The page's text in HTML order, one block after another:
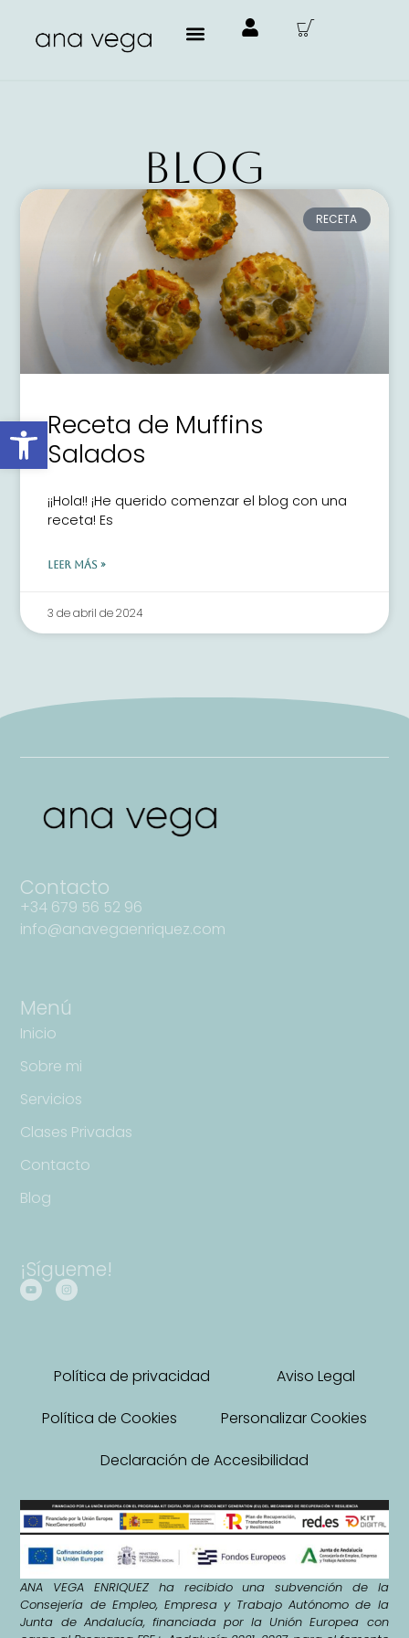
Abrir barra de herramientas
Blog
RECETA
Receta de Muffins
Salados
¡¡Hola!! ¡He querido comenzar el blog con una
receta! Es
LEER MÁS »
3 de abril de 2024
Contacto
+34 679 56 52 96
info@anavegaenriquez.com
Menú
Inicio
Sobre mi
Servicios
Clases Privadas
Contacto
Blog
¡Sígueme!
Política de privacidad
Aviso Legal
Política de Cookies
Personalizar Cookies
Declaración de Accesibilidad
ANA VEGA ENRIQUEZ ha recibido una subvención de la
Consejería de Empleo, Empresa y Trabajo Autónomo de la
Junta de Andalucía, financiada por la Unión Europea con